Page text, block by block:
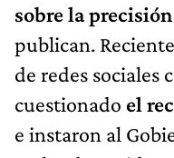
sobre la
publican.
de redes sociales
cuestionado el
e instaron al